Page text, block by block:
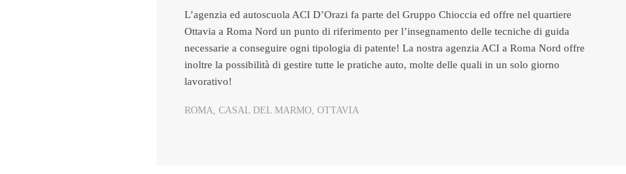
L’agenzia ed autoscuola ACI D’Orazi fa parte del Gruppo Chioccia ed offre nel quartiere
Ottavia a Roma Nord un punto di riferimento per l’insegnamento delle tecniche di guida
necessarie a conseguire ogni tipologia di patente! La nostra agenzia ACI a Roma Nord offre
inoltre la possibilità di gestire tutte le pratiche auto, molte delle quali in un solo giorno
lavorativo!
ROMA, CASAL DEL MARMO, OTTAVIA